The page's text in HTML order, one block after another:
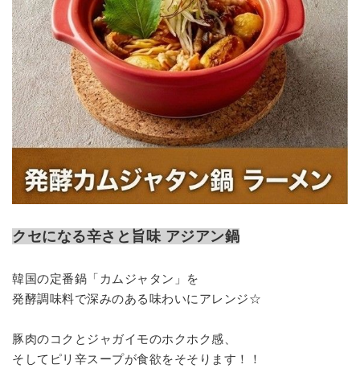
クセになる辛さと旨味 アジアン鍋
韓国の定番鍋「カムジャタン」を
発酵調味料で深みのある味わいにアレンジ☆
豚肉のコクとジャガイモのホクホク感、
そしてピリ辛スープが食欲をそそります！！